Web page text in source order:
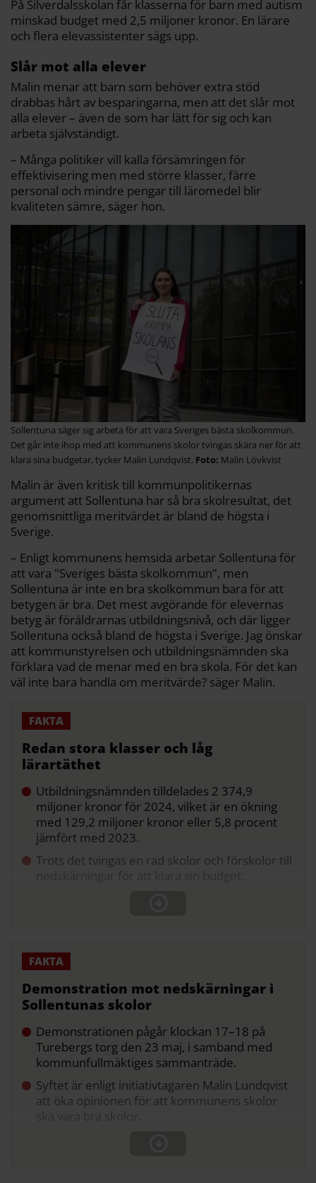
På Silverdalsskolan får klasserna för barn med autism
minskad budget med 2,5 miljoner kronor. En lärare
och flera elevassistenter sägs upp.
Slår mot alla elever
Malin menar att barn som behöver extra stöd
drabbas hårt av besparingarna, men att det slår mot
alla elever – även de som har lätt för sig och kan
arbeta självständigt.
– Många politiker vill kalla försämringen för
effektivisering men med större klasser, färre
personal och mindre pengar till läromedel blir
kvaliteten sämre, säger hon.
Sollentuna säger sig arbeta för att vara Sveriges bästa skolkommun.
Det går inte ihop med att kommunens skolor tvingas skära ner för att
klara sina budgetar, tycker Malin Lundqvist.
Malin Lövkvist
Malin är även kritisk till kommunpolitikernas
argument att Sollentuna har så bra skolresultat, det
genomsnittliga meritvärdet är bland de högsta i
Sverige.
– Enligt kommunens hemsida arbetar Sollentuna för
att vara "Sveriges bästa skolkommun", men
Sollentuna är inte en bra skolkommun bara för att
betygen är bra. Det mest avgörande för elevernas
betyg är föräldrarnas utbildningsnivå, och där ligger
Sollentuna också bland de högsta i Sverige. Jag önskar
att kommunstyrelsen och utbildningsnämnden ska
förklara vad de menar med en bra skola. För det kan
väl inte bara handla om meritvärde? säger Malin.
Redan stora klasser och låg
lärartäthet
Utbildningsnämnden tilldelades 2 374,9
miljoner kronor för 2024, vilket är en ökning
med 129,2 miljoner kronor eller 5,8 procent
jämfört med 2023.
Trots det tvingas en rad skolor och förskolor till
nedskärningar för att klara sin budget.
Demonstration mot nedskärningar i
Sollentunas skolor
Demonstrationen pågår klockan 17–18 på
Turebergs torg den 23 maj, i samband med
kommunfullmäktiges sammanträde.
Syftet är enligt initiativtagaren Malin Lundqvist
att öka opinionen för att kommunens skolor